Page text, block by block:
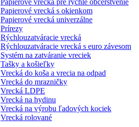
Papierové vrecká s okienkom
Papierové vrecká univerzálne
Prírezy
Rýchlouzatváracie vrecká
Rýchlouzatváracie vrecká s euro závesom
Systém na zatváranie vreciek
Tašky a košieľky
Vrecká do koša a vrecia na odpad
Vrecká do mrazničky
Vrecká LDPE
Vrecká na hydinu
Vrecká na výrobu ľadových kociek
Vrecká rolované